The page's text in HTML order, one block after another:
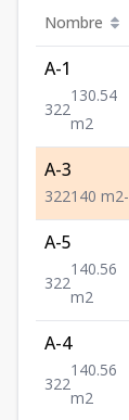
Nombre
A-1
322
130.54
m2
A-3
322140 m2-
A-5
322
140.56
m2
A-4
322
140.56
m2